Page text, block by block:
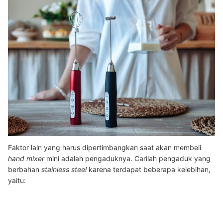
Faktor lain yang harus dipertimbangkan saat akan membeli
hand mixermini adalah pengaduknya. Carilah pengaduk yang
berbahan stainless steelkarena terdapat beberapa kelebihan,
yaitu: